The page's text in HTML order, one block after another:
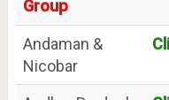
Group
Andaman &
Nicobar